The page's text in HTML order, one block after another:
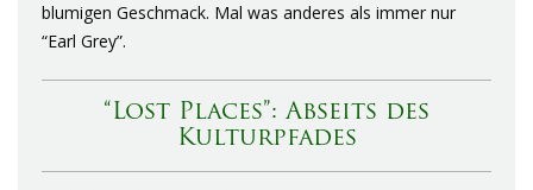
blumigen Geschmack. Mal was anderes als immer nur
“Earl Grey”.
“Lost Places”: Abseits des
Kulturpfades